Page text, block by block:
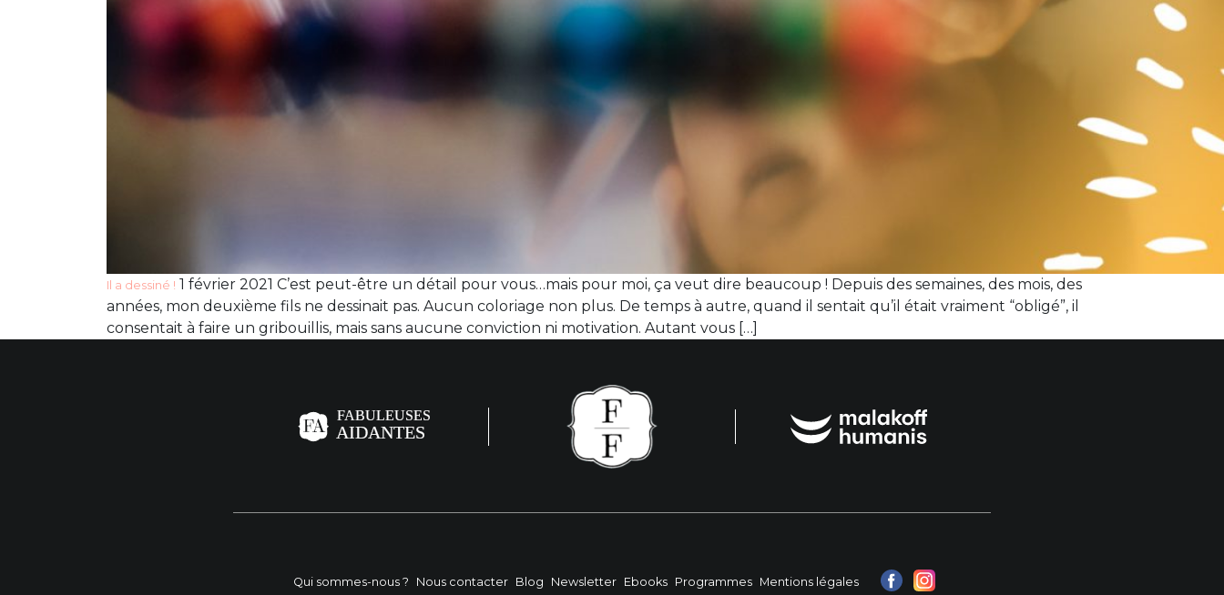
Il a dessiné ! 1 février 2021 C’est peut-être un détail pour vous…mais pour moi, ça veut dire beaucoup ! Depuis des semaines, des mois, des
années, mon deuxième fils ne dessinait pas. Aucun coloriage non plus. De temps à autre, quand il sentait qu’il était vraiment “obligé”, il
consentait à faire un gribouillis, mais sans aucune conviction ni motivation. Autant vous […]
Qui sommes-nous ? Nous contacter Blog Newsletter Ebooks Programmes Mentions légales